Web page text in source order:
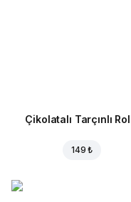
Çikolatalı Tarçınlı
149 ₺